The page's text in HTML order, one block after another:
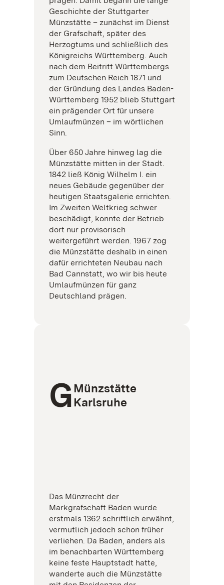
Geschichte der Stuttgarter
Münzstätte – zunächst im Dienst
der Grafschaft, später des
Herzogtums und schließlich des
Königreichs Württemberg. Auch
nach dem Beitritt Württembergs
zum Deutschen Reich 1871 und
der Gründung des Landes Baden-
Württemberg 1952 blieb Stuttgart
ein prägender Ort für unsere
Umlaufmünzen – im wörtlichen
Sinn.
Über 650 Jahre hinweg lag die
Münzstätte mitten in der Stadt.
1842 ließ König Wilhelm I. ein
neues Gebäude gegenüber der
heutigen Staatsgalerie errichten.
Im Zweiten Weltkrieg schwer
beschädigt, konnte der Betrieb
dort nur provisorisch
weitergeführt werden. 1967 zog
die Münzstätte deshalb in einen
dafür errichteten Neubau nach
Bad Cannstatt, wo wir bis heute
Umlaufmünzen für ganz
Deutschland prägen.
GMünzstätte
Karlsruhe
Das Münzrecht der
Markgrafschaft Baden wurde
erstmals 1362 schriftlich erwähnt,
vermutlich jedoch schon früher
verliehen. Da Baden, anders als
im benachbarten Württemberg
keine feste Hauptstadt hatte,
wanderte auch die Münzstätte